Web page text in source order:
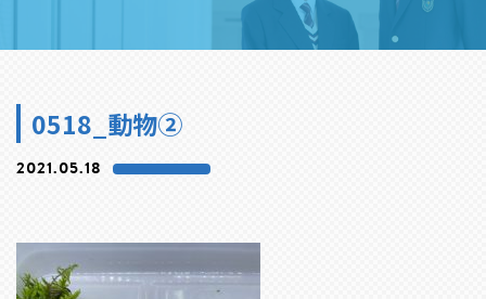
0518_動物②
2021.05.18